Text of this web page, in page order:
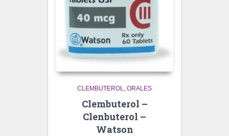
CLEMBUTEROL ORALES
Clembuterol –
Clenbuterol –
Watson